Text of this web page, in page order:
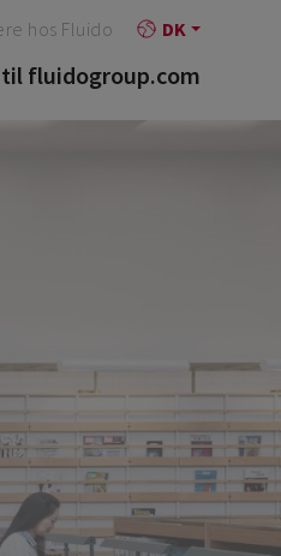
til fluidogroup.com
hos Fluido DK